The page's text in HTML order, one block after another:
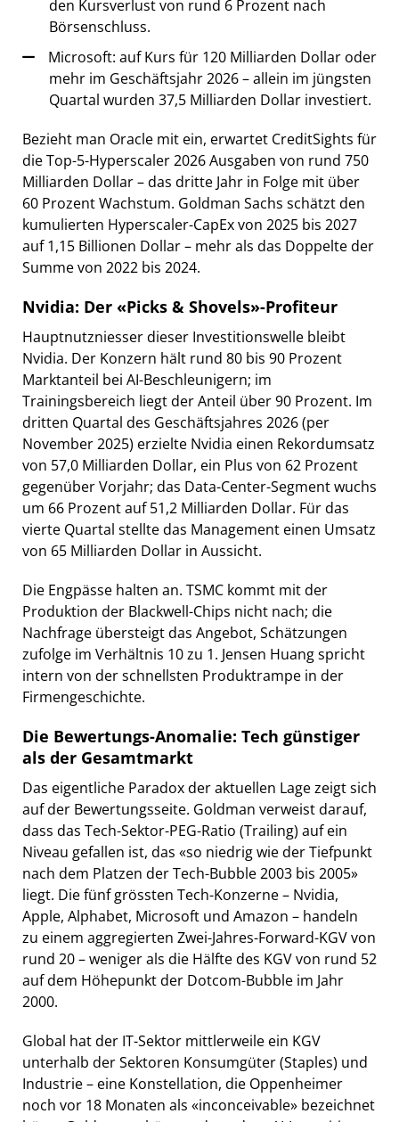
den Kursverlust von rund 6 Prozent nach
Börsenschluss.
Microsoft: auf Kurs für 120 Milliarden Dollar oder
mehr im Geschäftsjahr 2026 – allein im jüngsten
Quartal wurden 37,5 Milliarden Dollar investiert.
Bezieht man Oracle mit ein, erwartet CreditSights für
die Top-5-Hyperscaler 2026 Ausgaben von rund 750
Milliarden Dollar – das dritte Jahr in Folge mit über
60 Prozent Wachstum. Goldman Sachs schätzt den
kumulierten Hyperscaler-CapEx von 2025 bis 2027
auf 1,15 Billionen Dollar – mehr als das Doppelte der
Summe von 2022 bis 2024.
Nvidia: Der «Picks & Shovels»-Profiteur
Hauptnutzniesser dieser Investitionswelle bleibt
Nvidia. Der Konzern hält rund 80 bis 90 Prozent
Marktanteil bei AI-Beschleunigern; im
Trainingsbereich liegt der Anteil über 90 Prozent. Im
dritten Quartal des Geschäftsjahres 2026 (per
November 2025) erzielte Nvidia einen Rekordumsatz
von 57,0 Milliarden Dollar, ein Plus von 62 Prozent
gegenüber Vorjahr; das Data-Center-Segment wuchs
um 66 Prozent auf 51,2 Milliarden Dollar. Für das
vierte Quartal stellte das Management einen Umsatz
von 65 Milliarden Dollar in Aussicht.
Die Engpässe halten an. TSMC kommt mit der
Produktion der Blackwell-Chips nicht nach; die
Nachfrage übersteigt das Angebot, Schätzungen
zufolge im Verhältnis 10 zu 1. Jensen Huang spricht
intern von der schnellsten Produktrampe in der
Firmengeschichte.
Die Bewertungs-Anomalie: Tech günstiger
als der Gesamtmarkt
Das eigentliche Paradox der aktuellen Lage zeigt sich
auf der Bewertungsseite. Goldman verweist darauf,
dass das Tech-Sektor-PEG-Ratio (Trailing) auf ein
Niveau gefallen ist, das «so niedrig wie der Tiefpunkt
nach dem Platzen der Tech-Bubble 2003 bis 2005»
liegt. Die fünf grössten Tech-Konzerne – Nvidia,
Apple, Alphabet, Microsoft und Amazon – handeln
zu einem aggregierten Zwei-Jahres-Forward-KGV von
rund 20 – weniger als die Hälfte des KGV von rund 52
auf dem Höhepunkt der Dotcom-Bubble im Jahr
2000.
Global hat der IT-Sektor mittlerweile ein KGV
unterhalb der Sektoren Konsumgüter (Staples) und
Industrie – eine Konstellation, die Oppenheimer
noch vor 18 Monaten als «inconceivable» bezeichnet